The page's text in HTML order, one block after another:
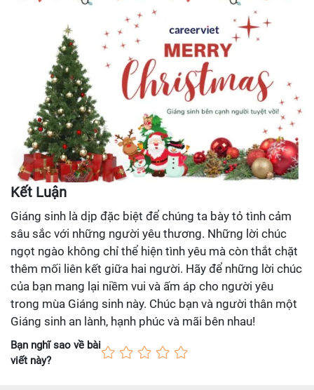
Kết Luận
Giáng sinh là dịp đặc biệt để chúng ta bày tỏ tình cảm
sâu sắc với những người yêu thương. Những lời chúc
ngọt ngào không chỉ thể hiện tình yêu mà còn thắt chặt
thêm mối liên kết giữa hai người. Hãy để những lời chúc
của bạn mang lại niềm vui và ấm áp cho người yêu
trong mùa Giáng sinh này. Chúc bạn và người thân một
Giáng sinh an lành, hạnh phúc và mãi bên nhau!
Bạn nghĩ sao về bài
viết này?